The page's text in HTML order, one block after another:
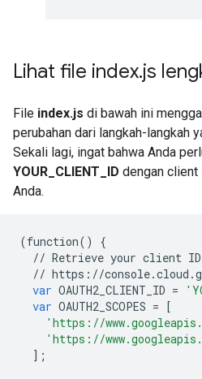
Lihat file index.js
File index.js di bawah ini
perubahan dari langkah-langkah
Sekali lagi, ingat bahwa Anda
YOUR_CLIENT_ID dengan client
Anda.
(function()
{
// Retrieve your client ID
// https : //console.cloud .
var OAUTH2_CLIENT_ID =
var OAUTH2_SCOPES = [
'https://
'https://
];